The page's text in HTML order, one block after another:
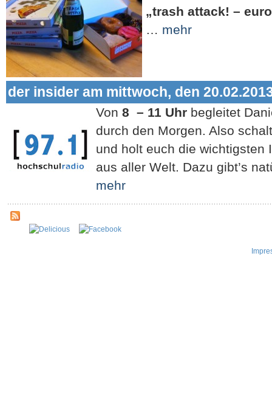
„trash attack! –
… mehr
der insider am mittwoch, den
Von 8 – 11 Uhr begleitet
durch den Morgen. Also
und holt euch die wichtigsten
aus aller Welt. Dazu gibt’s
mehr